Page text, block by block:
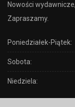
Nowości
Zapraszamy.
Poniedziałek-Piątek:
Sobota:
Niedziela: